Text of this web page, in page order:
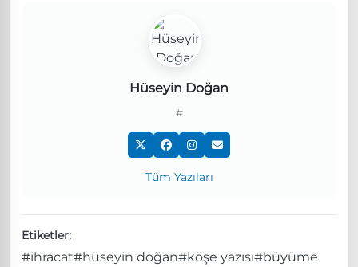
Hüseyin Doğan
#
Tüm Yazıları
Etiketler:
#ihracat#hüseyin doğan#köşe yazısı#büyüme